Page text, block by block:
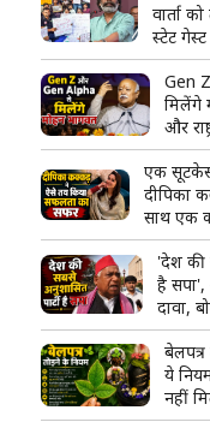
वार्ता
स्टेट
अहम
Gen
मिलेंगे
और
एक
दीपिका
साथ एक
किया
'देश की
है सपा',
दावा,
आसान
ये
नहीं